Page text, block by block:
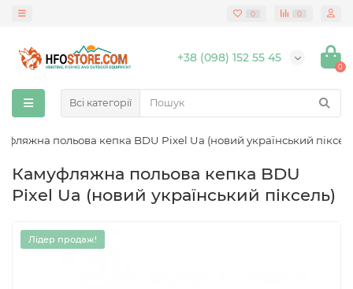
0 0
+38 (098) 152 55 45
0
Всі категорії
польова кепка BDU Pixel Ua (новий український
Камуфляжна польова кепка BDU
Pixel Ua (новий український піксель)
Лідер продаж!